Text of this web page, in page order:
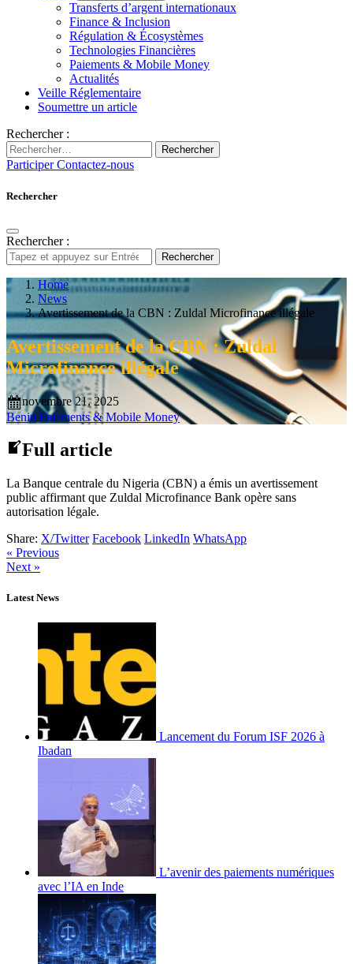
Transferts d’argent internationaux
Finance & Inclusion
Régulation & Écosystèmes
Technologies Financières
Paiements & Mobile Money
Actualités
Veille Réglementaire
Soumettre un article
Rechercher :
Rechercher
ParticiperContactez-nous
Rechercher
Rechercher :
Rechercher
Home
News
Avertissement de la CBN : Zuldal Microfinance illégale
Avertissement de la CBN : Zuldal
Microfinance illégale
novembre 21, 2025
Benin Paiements & Mobile Money
Full article
La Banque centrale du Nigeria (CBN) a émis un avertissement
public affirmant que Zuldal Microfinance Bank opère sans
autorisation légale.
Share: X/Twitter Facebook LinkedIn WhatsApp
« Previous
Next »
Latest News
Lancement du Forum ISF 2026 à
Ibadan
L’avenir des paiements numériques
avec l’IA en Inde